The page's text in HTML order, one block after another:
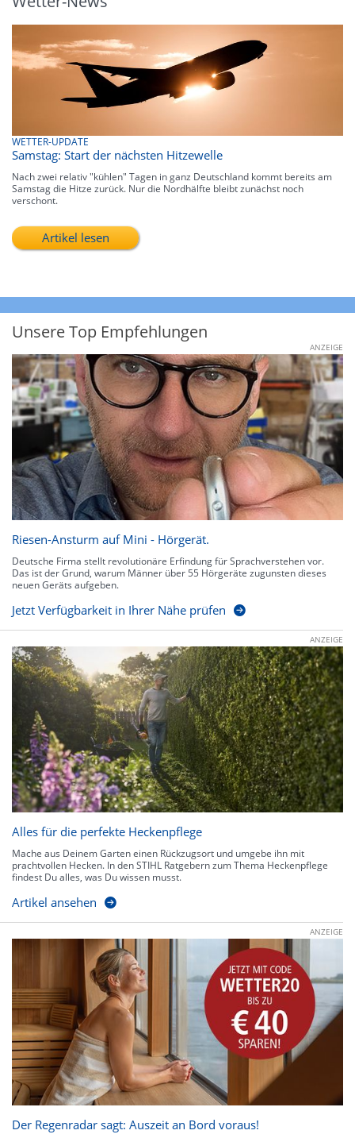
WETTER-UPDATE
Samstag: Start der nächsten Hitzewelle
Nach zwei relativ "kühlen" Tagen in ganz Deutschland kommt bereits am
Samstag die Hitze zurück. Nur die Nordhälfte bleibt zunächst noch
verschont.
Artikel lesen
Unsere Top Empfehlungen
ANZEIGE
Riesen-Ansturm auf Mini - Hörgerät.
Deutsche Firma stellt revolutionäre Erfindung für Sprachverstehen vor.
Das ist der Grund, warum Männer über 55 Hörgeräte zugunsten dieses
neuen Geräts aufgeben.
Jetzt Verfügbarkeit in Ihrer Nähe prüfen
ANZEIGE
Alles für die perfekte Heckenpflege
Mache aus Deinem Garten einen Rückzugsort und umgebe ihn mit
prachtvollen Hecken. In den STIHL Ratgebern zum Thema Heckenpflege
findest Du alles, was Du wissen musst.
Artikel ansehen
ANZEIGE
Der Regenradar sagt: Auszeit an Bord voraus!